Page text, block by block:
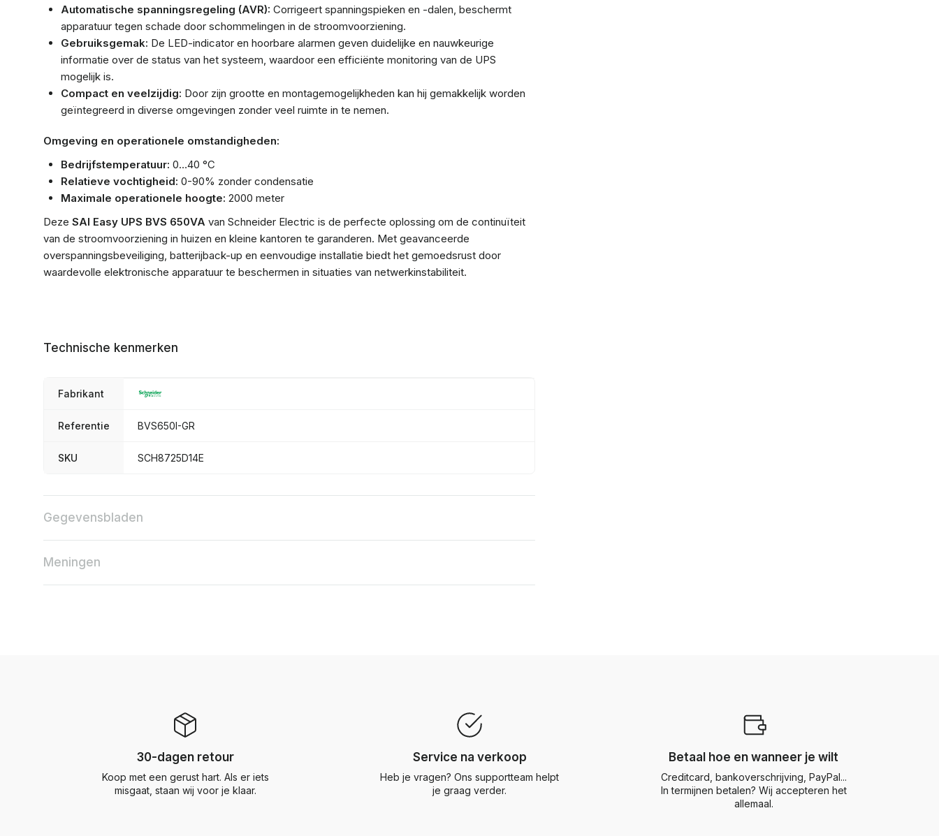
Automatische spanningsregeling (AVR): Corrigeert spanningspieken en -dalen, beschermt
apparatuur tegen schade door schommelingen in de stroomvoorziening.
Gebruiksgemak: De LED-indicator en hoorbare alarmen geven duidelijke en nauwkeurige
informatie over de status van het systeem, waardoor een efficiënte monitoring van de UPS
mogelijk is.
Compact en veelzijdig: Door zijn grootte en montagemogelijkheden kan hij gemakkelijk worden
geïntegreerd in diverse omgevingen zonder veel ruimte in te nemen.
Omgeving en operationele omstandigheden:
Bedrijfstemperatuur: 0…40 °C
Relatieve vochtigheid: 0-90% zonder condensatie
Maximale operationele hoogte: 2000 meter
Deze SAI Easy UPS BVS 650VA van Schneider Electric is de perfecte oplossing om de continuïteit
van de stroomvoorziening in huizen en kleine kantoren te garanderen. Met geavanceerde
overspanningsbeveiliging, batterijback-up en eenvoudige installatie biedt het gemoedsrust door
waardevolle elektronische apparatuur te beschermen in situaties van netwerkinstabiliteit.
Technische kenmerken
Fabrikant
Referentie BVS650I-GR
SKU SCH8725D14E
Gegevensbladen
Meningen
30-dagen retour
Koop met een gerust hart. Als er iets
misgaat, staan wij voor je klaar.
Service na verkoop
Heb je vragen? Ons supportteam helpt
je graag verder.
Betaal hoe en wanneer je wilt
Creditcard, bankoverschrijving, PayPal...
In termijnen betalen? Wij accepteren het
allemaal.